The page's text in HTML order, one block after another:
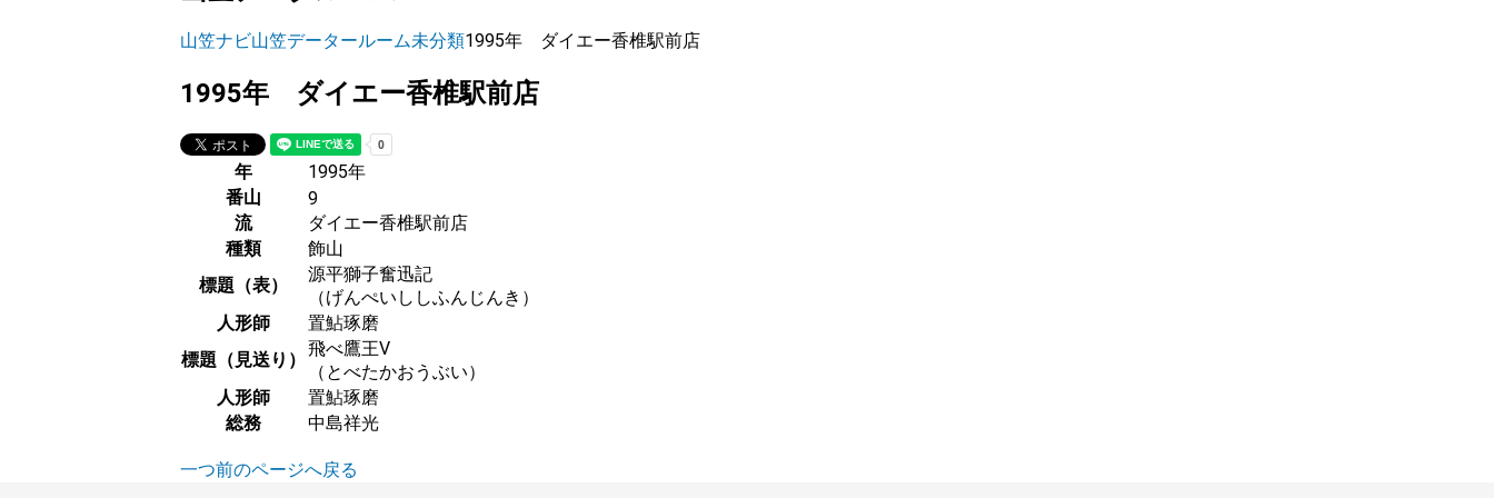
山笠ナビ山笠データールーム未分類1995年 ダイエー香椎駅前店
1995年 ダイエー香椎駅前店
年
1995年
番山
9
流
ダイエー香椎駅前店
種類
飾山
標題（表）
源平獅子奮迅記
（げんぺいししふんじんき）
人形師
置鮎琢磨
標題（見送り）
飛べ鷹王V
（とべたかおうぶい）
人形師
置鮎琢磨
総務
中島祥光
一つ前のページへ戻る